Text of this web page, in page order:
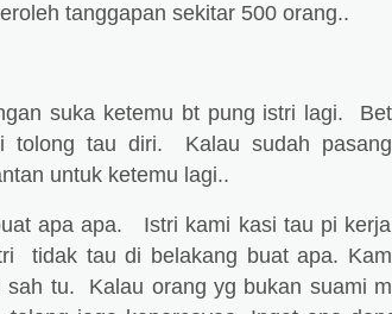
tanggapan sekitar 500 orang..
suka ketemu bt pung istri lagi.
tolong tau diri. Kalau sudah
untuk ketemu lagi..
apa apa. Istri kami kasi tau pi
tidak tau di belakang buat apa.
tu. Kalau orang yg bukan suami